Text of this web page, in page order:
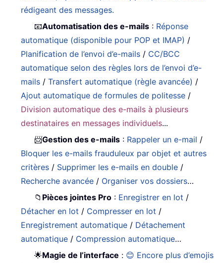
rédigeant des messages.
📧Automatisation des e-mails : Réponse
automatique (disponible pour POP et IMAP) /
Planification de l’envoi d’e-mails / CC/BCC
automatique selon des règles lors de l’envoi d’e-
mails /Transfert automatique (règle avancée) /
Ajout automatique de formules de politesse /
Division automatique des e-mails à plusieurs
destinataires en messages individuels...
📨Gestion des e-mails : Rappeler un e-mail /
Bloquer les e-mails frauduleux par objet et autres
critères / Supprimer les e-mails en double /
Recherche avancée / Organiser vos dossiers…
📁 Pièces jointes Pro : Enregistrer en lot /
Détacher en lot / Compresser en lot /
Enregistrement automatique / Détachement
automatique / Compression automatique…
🌟Magie de l’interface : 😊 Encore plus d’emojis